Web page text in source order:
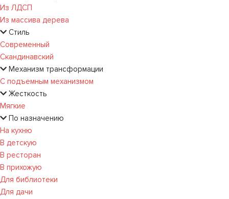
Из ЛДСП
Из массива дерева
Стиль
Современный
Скандинавский
Механизм трансформации
С подъемным механизмом
Жесткость
Мягкие
По назначению
На кухню
В детскую
В ресторан
В прихожую
Для библиотеки
Для дачи